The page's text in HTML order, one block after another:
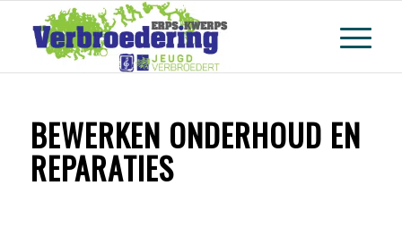
BEWERKEN ONDERHOUD EN
REPARATIES